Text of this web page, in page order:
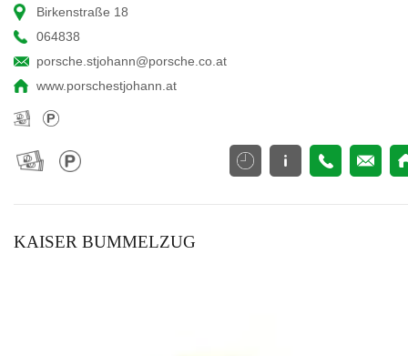
Birkenstraße 18
064838
porsche.stjohann@porsche.co.at
www.porschestjohann.at
KAISER BUMMELZUG